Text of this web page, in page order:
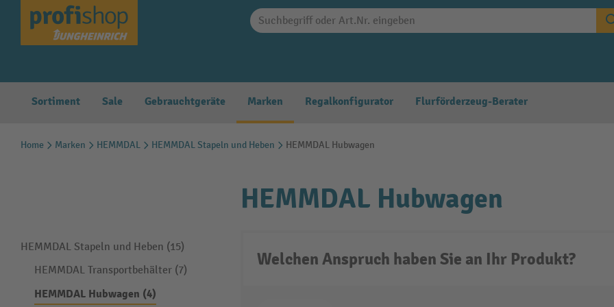
Zur Hauptnavigation springen
Sortiment Sale Gebrauchtgeräte Marken Regalkonfigurator Flurförderzeug-Berater
Home Marken HEMMDAL HEMMDAL Stapeln und Heben HEMMDAL Hubwagen
HEMMDAL Stapeln und Heben (15)
HEMMDAL Transportbehälter (7)
HEMMDAL Hubwagen (4)
HEMMDAL Hubwagen
Welchen Anspruch haben Sie an Ihr Produkt?